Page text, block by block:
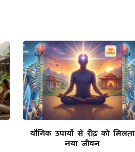
यौगिक उपायों से रीढ़ को मिलता
नया जीवन